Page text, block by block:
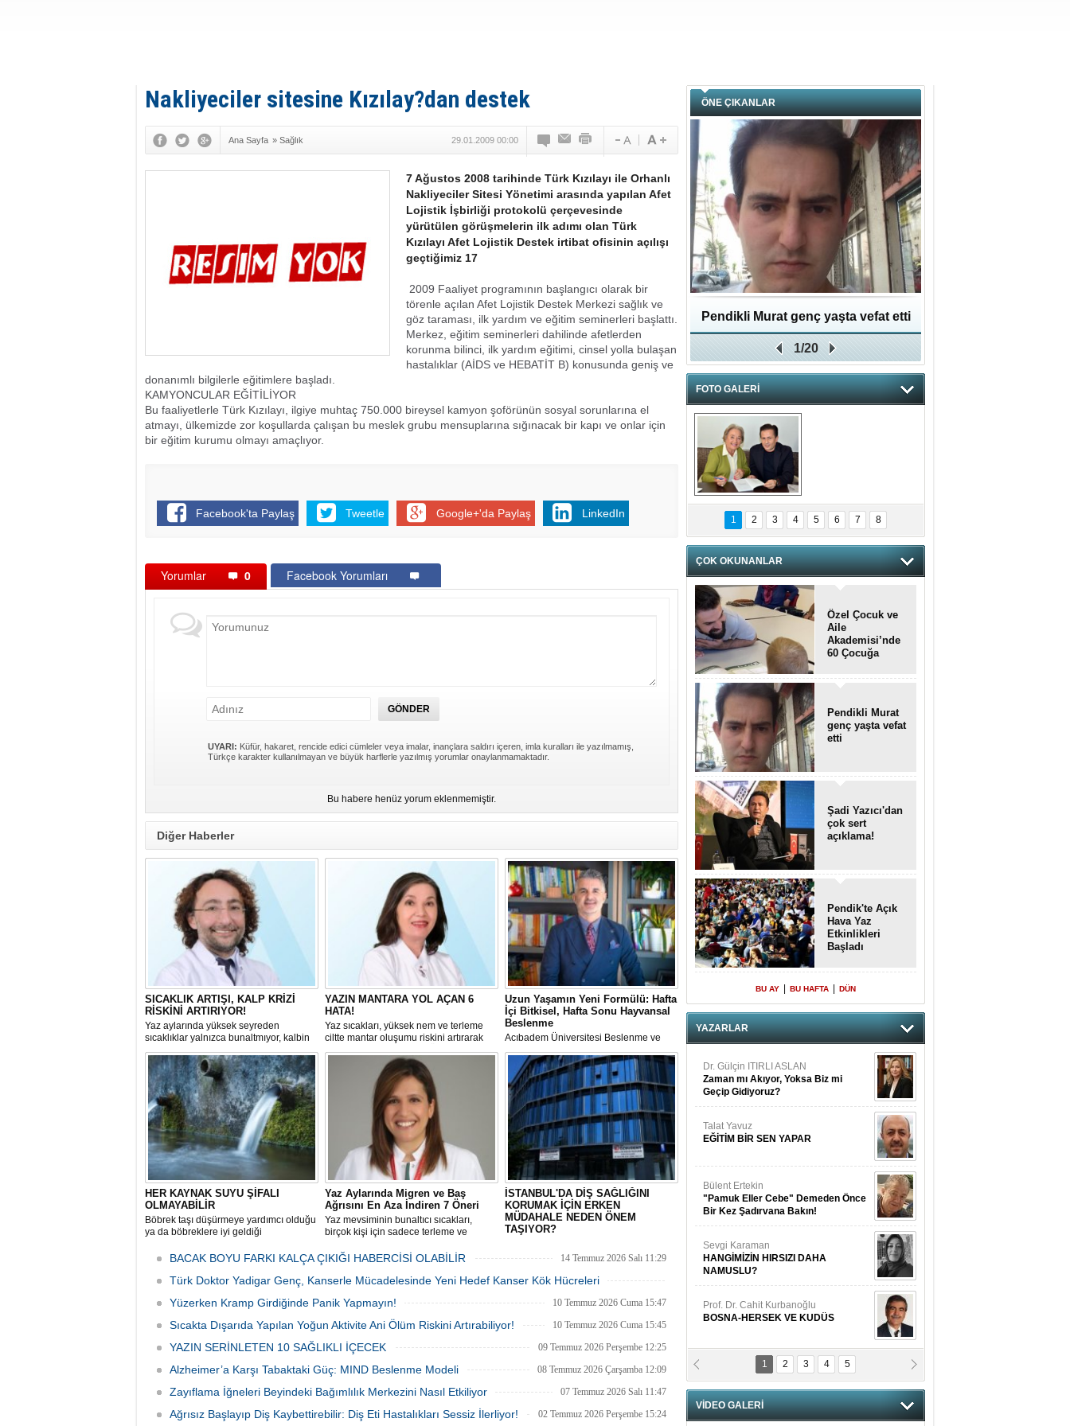
Nakliyeciler sitesine Kızılay?dan destek
Ana Sayfa » Sağlık 29.01.2009 00:00
7 Ağustos 2008 tarihinde Türk Kızılayı ile Orhanlı
Nakliyeciler Sitesi Yönetimi arasında yapılan Afet
Lojistik İşbirliği protokolü çerçevesinde
yürütülen görüşmelerin ilk adımı olan Türk
Kızılayı Afet Lojistik Destek irtibat ofisinin açılışı
geçtiğimiz 17
2009 Faaliyet programının başlangıcı olarak bir
törenle açılan Afet Lojistik Destek Merkezi sağlık ve
göz taraması, ilk yardım ve eğitim seminerleri başlattı.
Merkez, eğitim seminerleri dahilinde afetlerden
korunma bilinci, ilk yardım eğitimi, cinsel yolla bulaşan
hastalıklar (AİDS ve HEBATİT B) konusunda geniş ve
donanımlı bilgilerle eğitimlere başladı.
KAMYONCULAR EĞİTİLİYOR
Bu faaliyetlerle Türk Kızılayı, ilgiye muhtaç 750.000 bireysel kamyon şoförünün sosyal sorunlarına el
atmayı, ülkemizde zor koşullarda çalışan bu meslek grubu mensuplarına sığınacak bir kapı ve onlar için
bir eğitim kurumu olmayı amaçlıyor.
Facebook'ta Paylaş Tweetle Google+'da Paylaş LinkedIn
Yorumlar 0 Facebook Yorumları
UYARI: Küfür, hakaret, rencide edici cümleler veya imalar, inançlara saldırı içeren, imla kuralları ile yazılmamış,
Türkçe karakter kullanılmayan ve büyük harflerle yazılmış yorumlar onaylanmamaktadır.
Bu habere henüz yorum eklenmemiştir.
Diğer Haberler
SICAKLIK ARTIŞI, KALP KRİZİ
RİSKİNİ ARTIRIYOR!
Yaz aylarında yüksek seyreden
sıcaklıklar yalnızca bunaltmıyor, kalbin
daha fazla çalışmasına da neden
oluyor.
YAZIN MANTARA YOL AÇAN 6
HATA!
Yaz sıcakları, yüksek nem ve terleme
ciltte mantar oluşumu riskini artırarak
sağlığı tehdit edebiliyor. Özellikle ayak
tabanı, parmak araları, kasık bölgesi,
koltuk altı ve cilt kıvrımlarında mantar
enfeksiyonlarının görülme sıklığı yazın
Uzun Yaşamın Yeni Formülü: Hafta
İçi Bitkisel, Hafta Sonu Hayvansal
Beslenme
Acıbadem Üniversitesi Beslenme ve
Diyetetik Bölümü Başkanı Prof. Dr.
Murat Baş, beslenme alışkanlıklarıyla
ilgili yeni yaklaşımı paylaştı.
HER KAYNAK SUYU ŞİFALI
OLMAYABİLİR
Böbrek taşı düşürmeye yardımcı olduğu
ya da böbreklere iyi geldiği
bazı kişiler için ciddi sağlık riskleri
Yaz Aylarında Migren ve Baş
Ağrısını En Aza İndiren 7 Öneri
Yaz mevsiminin bunaltıcı sıcakları,
birçok kişi için sadece terleme ve
baş ağrısı ve migren ataklarını da
İSTANBUL'DA DİŞ SAĞLIĞINI
KORUMAK İÇİN ERKEN
MÜDAHALE NEDEN ÖNEM
TAŞIYOR?
gülüşe sahip olmanın ötesinde genel
oynuyor.
BACAK BOYU FARKI KALÇA ÇIKIĞI HABERCİSİ OLABİLİR 14 Temmuz 2026 Salı 11:29
Türk Doktor Yadigar Genç, Kanserle Mücadelesinde Yeni Hedef Kanser Kök Hücreleri
13 Temmuz 2026 Pazartesi 12:40
Yüzerken Kramp Girdiğinde Panik Yapmayın! 10 Temmuz 2026 Cuma 15:47
Sıcakta Dışarıda Yapılan Yoğun Aktivite Ani Ölüm Riskini Artırabiliyor! 10 Temmuz 2026 Cuma 15:45
YAZIN SERİNLETEN 10 SAĞLIKLI İÇECEK 09 Temmuz 2026 Perşembe 12:25
Alzheimer’a Karşı Tabaktaki Güç: MIND Beslenme Modeli 08 Temmuz 2026 Çarşamba 12:09
Zayıflama İğneleri Beyindeki Bağımlılık Merkezini Nasıl Etkiliyor 07 Temmuz 2026 Salı 11:47
Ağrısız Başlayıp Diş Kaybettirebilir: Diş Eti Hastalıkları Sessiz İlerliyor! 02 Temmuz 2026 Perşembe 15:24
ÖNE ÇIKANLAR
Pendikli Murat genç yaşta vefat etti
1/20
FOTO GALERİ
hnzzzna
1 2 3 4 5 6 7 8
ÇOK OKUNANLAR
Özel Çocuk ve
Aile
Akademisi’nde
60 Çocuğa
Pendikli Murat
genç yaşta vefat
etti
Şadi Yazıcı'dan
çok sert
açıklama!
Pendik'te Açık
Hava Yaz
Etkinlikleri
Başladı
BU AY BU HAFTA DÜN
YAZARLAR
Dr. Gülçin ITIRLI ASLAN
Zaman mı Akıyor, Yoksa Biz mi
Geçip Gidiyoruz?
Talat Yavuz
EĞİTİM BİR SEN YAPAR
Bülent Ertekin
"Pamuk Eller Cebe" Demeden Önce
Bir Kez Şadırvana Bakın!
Sevgi Karaman
HANGİMİZİN HIRSIZI DAHA
NAMUSLU?
Prof. Dr. Cahit Kurbanoğlu
BOSNA-HERSEK VE KUDÜS
Fatma Saçak Akbulut
1 2 3 4 5
VİDEO GALERİ